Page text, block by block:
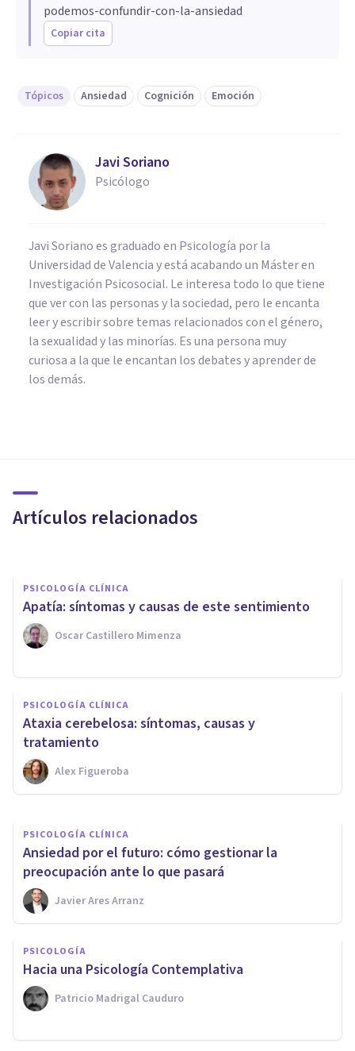
podemos-confundir-con-la-ansiedad
Copiar cita
Tópicos Ansiedad Cognición Emoción
Javi Soriano
Psicólogo
Javi Soriano es graduado en Psicología por la
Universidad de Valencia y está acabando un Máster en
Investigación Psicosocial. Le interesa todo lo que tiene
que ver con las personas y la sociedad, pero le encanta
leer y escribir sobre temas relacionados con el género,
la sexualidad y las minorías. Es una persona muy
curiosa a la que le encantan los debates y aprender de
los demás.
Artículos relacionados
Terapia Cognitivo-Conductual
PSICOLOGÍA CLÍNICA
Apatía: síntomas y causas de este sentimiento
Oscar Castillero Mimenza
PSICOLOGÍA CLÍNICA
Ataxia cerebelosa: síntomas, causas y
tratamiento
Alex Figueroba
¿Por qué tengo ganas de
llorar? Causas, y qué hacer
Oscar Castillero Mimenza
PSICOLOGÍA CLÍNICA
Ansiedad por el futuro: cómo gestionar la
preocupación ante lo que pasará
Javier Ares Arranz
PSICOLOGÍA
Hacia una Psicología Contemplativa
Patricio Madrigal Cauduro